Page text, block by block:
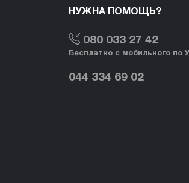
НУЖНА ПОМОЩЬ?
080 033 27 42
Бесплатно с мобильного по
044 334 69 02